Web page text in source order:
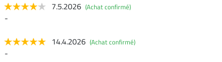
7.5.2026 (Achat confirmé)
-
14.4.2026 (Achat confirmé)
-